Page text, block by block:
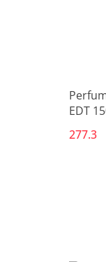
EDT
277.3